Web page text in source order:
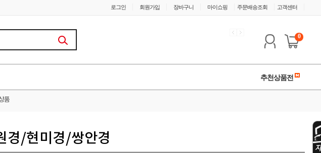
로그인 회원가입 장바구니 마이쇼핑 주문배송조회 고객센터
0
추천상품전
품
경/현미경/쌍안경